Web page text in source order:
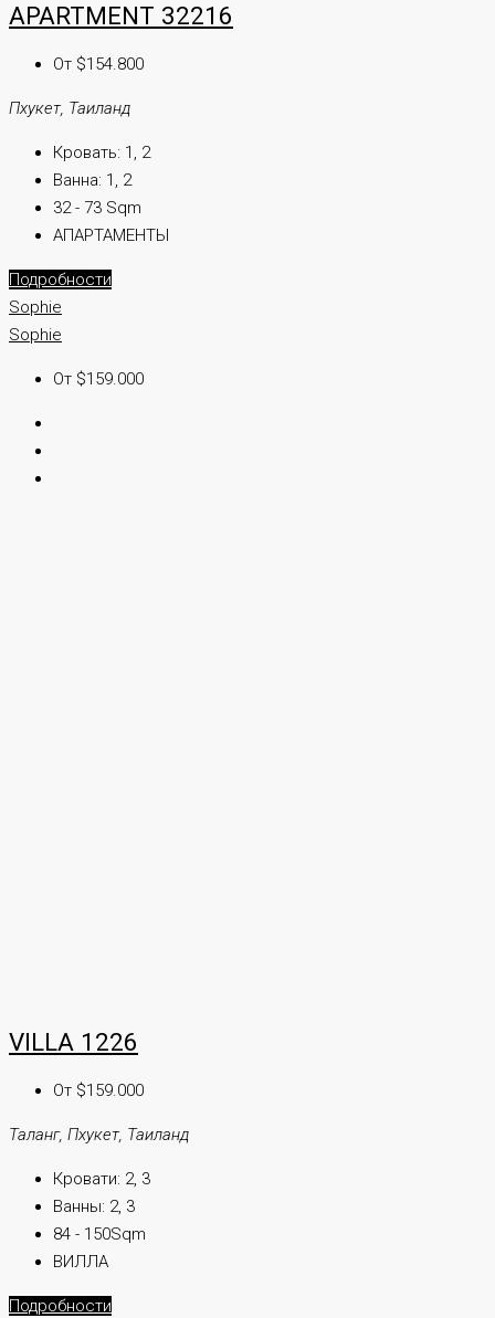
APARTMENT 32216
От $154.800
Пхукет, Таиланд
Кровать: 1, 2
Ванна: 1, 2
32 - 73 Sqm
АПАРТАМЕНТЫ
Подробности
Sophie
Sophie
От $159.000
VILLA 1226
От $159.000
Таланг, Пхукет, Таиланд
Кровати: 2, 3
Ванны: 2, 3
84 - 150Sqm
ВИЛЛА
Подробности